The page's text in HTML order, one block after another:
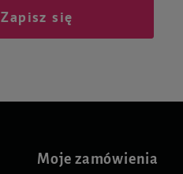
Zapisz się
Moje zamówienia